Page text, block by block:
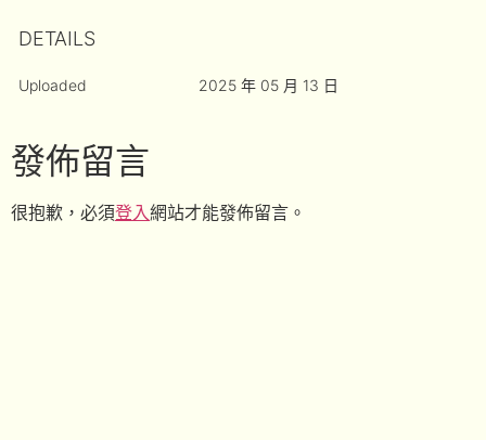
DETAILS
Uploaded 2025 年 05 月 13 日
發佈留言
很抱歉，必須登入網站才能發佈留言。